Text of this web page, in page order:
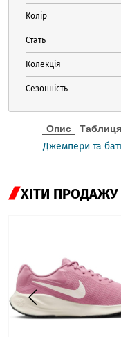
Колір
Стать
Колекція
Сезонність
Опис
Джемпери та
ХІТИ ПРОДАЖУ